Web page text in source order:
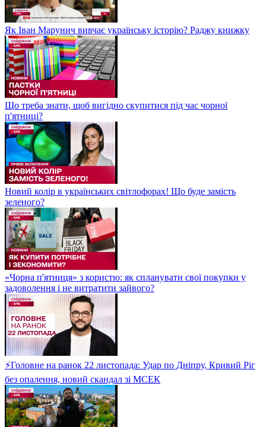
Як Іван Марунич вивчає українську історію? Раджу книжку
Що треба знати, щоб вигідно скупитися під час чорної
п'ятниці?
Новий колір в українських світлофорах! Що буде замість
зеленого?
«Чорна п'ятниця» з користю: як спланувати свої покупки у
задоволення і не витратити зайвого?
⚡Головне на ранок 22 листопада: Удар по Дніпру, Кривий Ріг
без опалення, новий скандал зі МСЕК